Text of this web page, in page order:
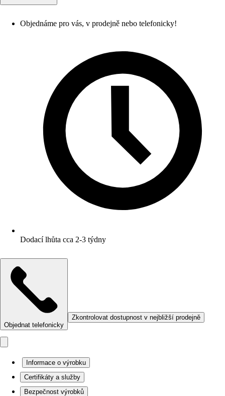
Objednáme pro vás, v prodejně nebo telefonicky!
Dodací lhůta cca 2-3 týdny
Objednat telefonicky
Zkontrolovat dostupnost v nejbližší prodejně
Informace o výrobku
Certifikáty a služby
Bezpečnost výrobků